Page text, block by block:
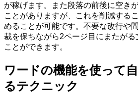
が稼げます。また段落の前後に空き
ことがありますが、これを削減する
めることが可能です。不要な改行や
裁を保ちながら2ページ目にまたがる
ことができます。
ワードの機能を使って
るテクニック